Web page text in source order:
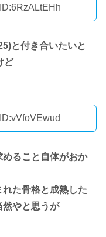
ID:6RzALtEHh
と付き合いたいと
ど
ID:vVfoVEwud
めること自体がおか
た骨格と成熟した
然やと思うが